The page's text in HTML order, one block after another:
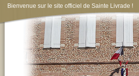
Bienvenue sur le site officiel de Sainte Livrade !